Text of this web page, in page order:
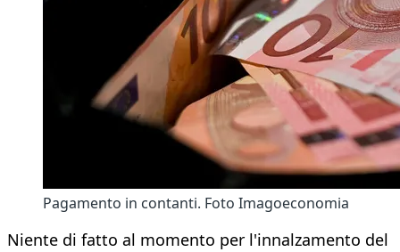
Pagamento in contanti. Foto Imagoeconomia
Niente di fatto al momento per l'innalzamento del